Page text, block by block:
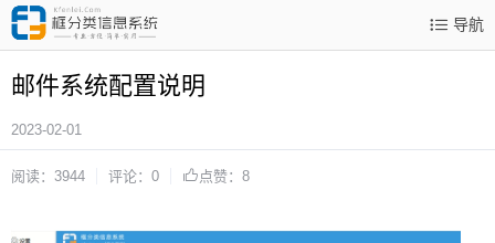
导航
邮件系统配置说明
2023-02-01
阅读：3944 评论：0 点赞：8